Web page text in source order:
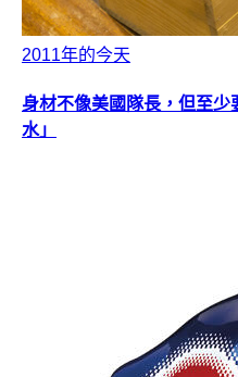
2011年的今天
身材不像美國隊長，但至
水」